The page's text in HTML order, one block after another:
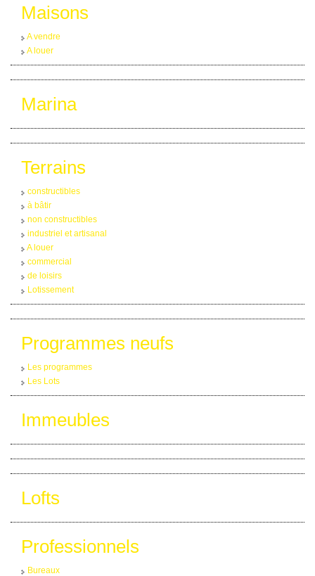
Maisons
A vendre
A louer
Marina
Terrains
constructibles
à bâtir
non constructibles
industriel et artisanal
A louer
commercial
de loisirs
Lotissement
Programmes neufs
Les programmes
Les Lots
Immeubles
Lofts
Professionnels
Bureaux